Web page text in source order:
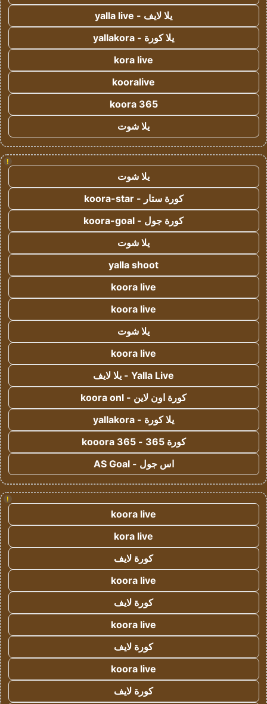
يلا لايف - yalla live
يلا كورة - yallakora
kora live
kooralive
koora 365
يلا شوت
!
يلا شوت
كورة ستار - koora-star
كورة جول - koora-goal
يلا شوت
yalla shoot
koora live
koora live
يلا شوت
koora live
Yalla Live - يلا لايف
كورة اون لاين - koora onl
يلا كورة - yallakora
كورة 365 - kooora 365
اس جول - AS Goal
!
koora live
kora live
كورة لايف
koora live
كورة لايف
koora live
كورة لايف
koora live
كورة لايف